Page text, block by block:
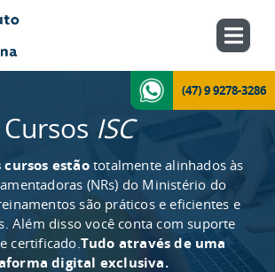
(47) 9 9278-3286
Cursos ISC
cursos estãototalmente alinhados às
(NRs) do Ministério do
são práticos e eficientes e
Além disso você conta com suporte
certificado.Tudo através de uma
digital exclusiva.